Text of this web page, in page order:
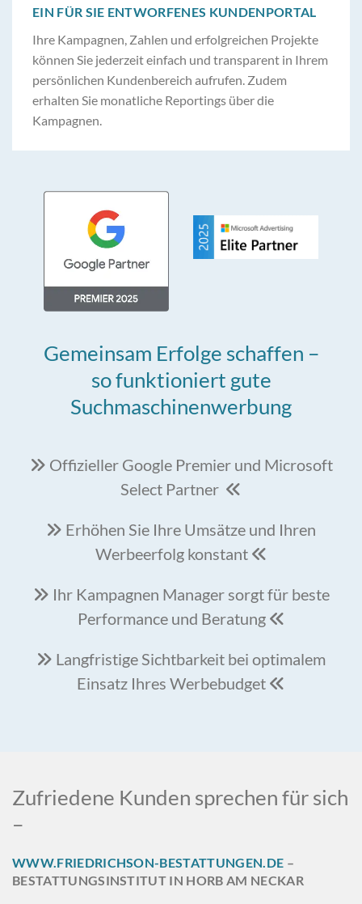
EIN FÜR SIE ENTWORFENES KUNDENPORTAL
Ihre Kampagnen, Zahlen und erfolgreichen Projekte
können Sie jederzeit einfach und transparent in Ihrem
persönlichen Kundenbereich aufrufen. Zudem
erhalten Sie monatliche Reportings über die
Kampagnen.
Gemeinsam Erfolge schaffen –
so funktioniert gute
Suchmaschinenwerbung
 Offizieller Google Premier und Microsoft
Select Partner 
 Erhöhen Sie Ihre Umsätze und Ihren
Werbeerfolg konstant 
 Ihr Kampagnen Manager sorgt für beste
Performance und Beratung 
 Langfristige Sichtbarkeit bei optimalem
Einsatz Ihres Werbebudget 
Zufriedene Kunden sprechen für sich
–
WWW.FRIEDRICHSON-BESTATTUNGEN.DE –
BESTATTUNGSINSTITUT IN HORB AM NECKAR